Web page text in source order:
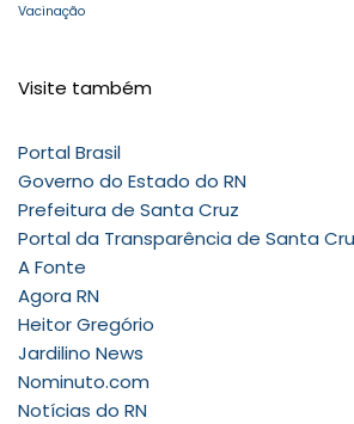
Vacinação
Visite também
Portal Brasil
Governo do Estado do RN
Prefeitura de Santa Cruz
Portal da Transparência de Santa
A Fonte
Agora RN
Heitor Gregório
Jardilino News
Nominuto.com
Notícias do RN